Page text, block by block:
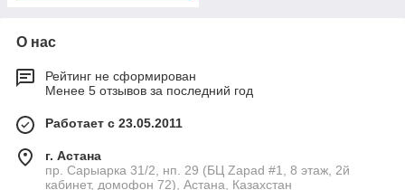
О нас
Рейтинг не сформирован
Менее 5 отзывов за последний год
Работает с 23.05.2011
г. Астана
пр. Сарыарка 31/2, нп. 29 (БЦ Zapad #1, 8 этаж, 2й
кабинет, домофон 72), Астана, Казахстан